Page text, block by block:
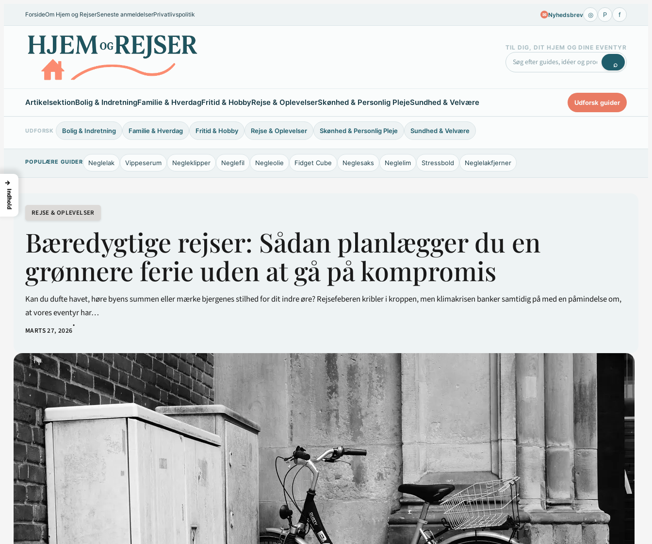
ForsideOm Hjem og RejserSeneste anmeldelserPrivatlivspolitik ✉ Nyhedsbrev ◎ P f
TIL DIG, DIT HJEM OG DINE EVENTYR
⌕
ArtikelsektionBolig & IndretningFamilie & HverdagFritid & HobbyRejse & OplevelserSkønhed & Personlig PlejeSundhed & Velvære Udforsk guider
UDFORSK Bolig & Indretning Familie & Hverdag Fritid & Hobby Rejse & Oplevelser Skønhed & Personlig Pleje Sundhed & Velvære
POPULÆRE GUIDER Neglelak Vippeserum Negleklipper Neglefil Negleolie Fidget Cube Neglesaks Neglelim Stressbold Neglelakfjerner
REJSE & OPLEVELSER
Bæredygtige rejser: Sådan planlægger du en
grønnere ferie uden at gå på kompromis
Kan du dufte havet, høre byens summen eller mærke bjergenes stilhed for dit indre øre? Rejsefeberen kribler i kroppen, men klimakrisen banker samtidig på med en påmindelse om,
at vores eventyr har…
MARTS 27, 2026
•
→
Indhold